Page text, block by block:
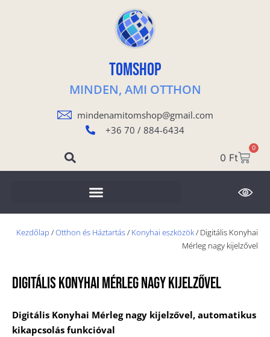
TOMSHOP
MINDEN, AMI OTTHON
mindenamitomshop@gmail.com
+36 70 / 884-6434
0 Ft
0
Kezdőlap /Otthon és Háztartás/ Konyhai eszközök/ Digitális Konyhai
Mérleg nagy kijelzővel
Digitális Konyhai Mérleg Nagy Kijelzővel
Digitális Konyhai Mérleg nagy kijelzővel, automatikus
kikapcsolás funkcióval